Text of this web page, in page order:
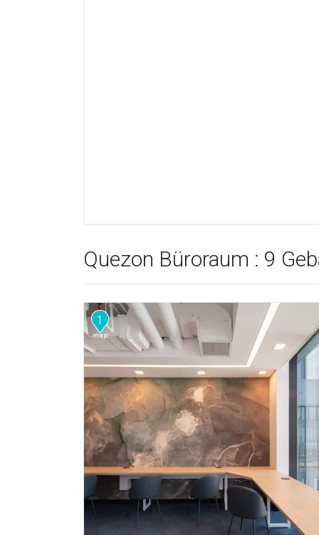
Quezon Büroraum : 9
1